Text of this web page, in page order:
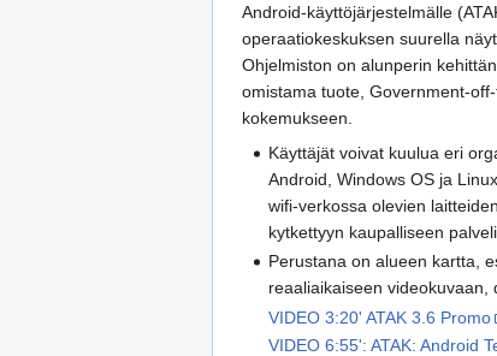
Android-käyttöjärjestelmälle
operaatiokeskuksen suurella
Ohjelmiston on alunperin
omistama tuote, Government-
kokemukseen.
Käyttäjät voivat kuulua eri
Android, Windows OS ja
wifi-verkossa olevien
kytkettyyn kaupalliseen
Perustana on alueen kartta,
reaaliaikaiseen videokuvaan,
VIDEO 3:20' ATAK 3.6 Promo
VIDEO 6:55': ATAK: Android